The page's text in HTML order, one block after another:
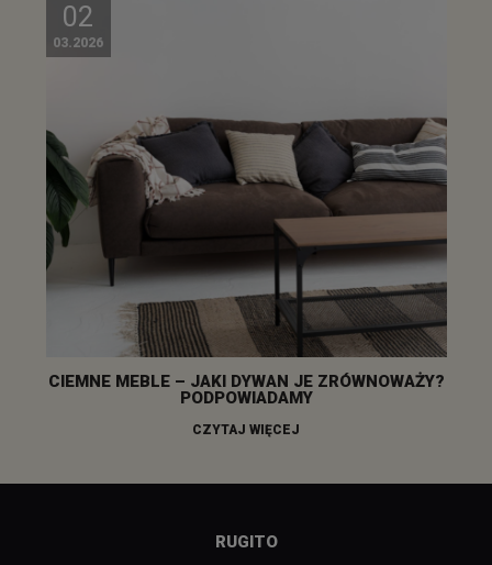
02
03.2026
CIEMNE MEBLE – JAKI DYWAN JE ZRÓWNOWAŻY?
PODPOWIADAMY
CZYTAJ WIĘCEJ
RUGITO